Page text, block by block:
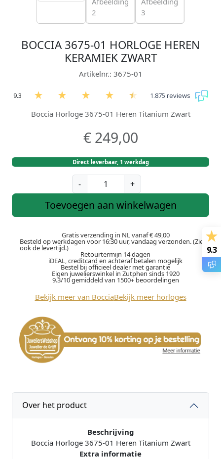
BOCCIA 3675-01 HORLOGE HEREN
KERAMIEK ZWART
Artikelnr.: 3675-01
9.3 1.875 reviews
Boccia Horloge 3675-01 Heren Titanium Zwart
€249,00
Direct leverbaar, 1 werkdag
-
o
c
a
3
7
5
0
o
r
e
n
+
Toevoegen aan winkelwagen
Gratis verzending in NL vanaf € 49,00
Besteld op werkdagen voor 16:30 uur, vandaag verzonden. (Zie
ook de levertijd.)
Retourtermijn 14 dagen
iDEAL, creditcard en achteraf betalen mogelijk
Bestel bij officieel dealer met garantie
Eigen juwelierswinkel in Zutphen sinds 1920
9.3/10 gemiddeld van 1500+ beoordelingen
Bekijk meer van BocciaBekijk meer horloges
Over het product
Beschrijving
Boccia Horloge 3675-01 Heren Titanium Zwart
Extra informatie
9.3